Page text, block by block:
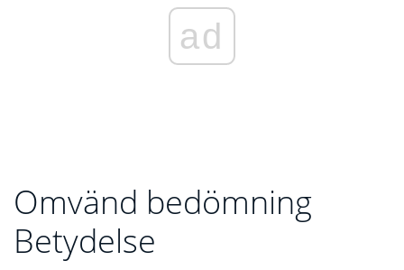
ad
Omvänd bedömning
Betydelse